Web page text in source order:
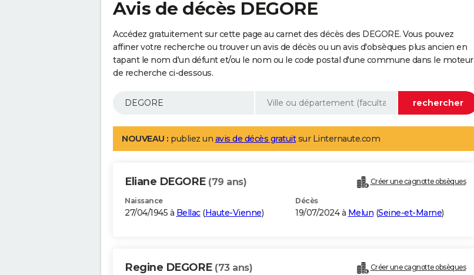
Avis de décès DEGORE
Accédez gratuitement sur cette page au carnet des décès des DEGORE. Vous pouvez
affiner votre recherche ou trouver un avis de décès ou un avis d'obsèques plus ancien en
tapant le nom d'un défunt et/ou le nom ou le code postal d'une commune dans le moteur
de recherche ci-dessous.
NOUVEAU : publiez un avis de décès gratuitsur Linternaute.com
Eliane DEGORE (79 ans) Créer une cagnotte obsèques
Naissance
27/04/1945 à Bellac(Haute-Vienne)
Décès
19/07/2024 à Melun (Seine-et-Marne)
Regine DEGORE (73 ans) Créer une cagnotte obsèques